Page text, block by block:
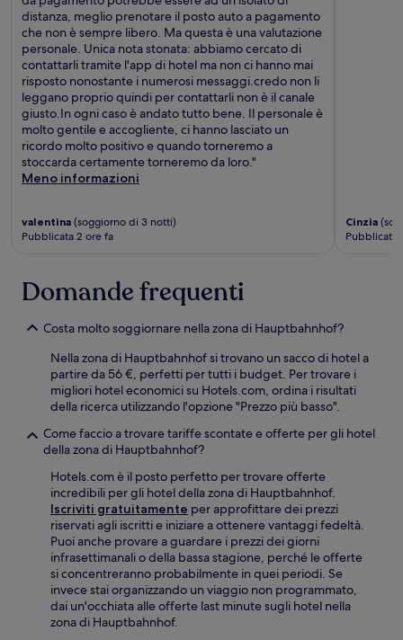
distanza, meglio prenotare il posto auto a pagamento
che non è sempre libero. Ma questa è una valutazione
personale. Unica nota stonata: abbiamo cercato di
contattarli tramite l'app di hotel ma non ci hanno mai
risposto nonostante i numerosi messaggi.credo non li
leggano proprio quindi per contattarli non è il canale
giusto.In ogni caso è andato tutto bene. Il personale è
molto gentile e accogliente, ci hanno lasciato un
ricordo molto positivo e quando torneremo a
stoccarda certamente torneremo da loro."
Meno informazioni
valentina (soggiorno di 3 notti)
Pubblicata 2 ore fa
Cinzia
Pubblicata
Domande frequenti
Costa molto soggiornare nella zona di Hauptbahnhof?
Nella zona di Hauptbahnhof si trovano un sacco di hotel a
partire da 56 €, perfetti per tutti i budget. Per trovare i
migliori hotel economici su Hotels.com, ordina i risultati
della ricerca utilizzando l'opzione "Prezzo più basso".
Come faccio a trovare tariffe scontate e offerte per gli hotel
della zona di Hauptbahnhof?
Hotels.com è il posto perfetto per trovare offerte
incredibili per gli hotel della zona di Hauptbahnhof.
Iscriviti gratuitamente per approfittare dei prezzi
riservati agli iscritti e iniziare a ottenere vantaggi fedeltà.
Puoi anche provare a guardare i prezzi dei giorni
infrasettimanali o della bassa stagione, perché le offerte
si concentreranno probabilmente in quei periodi. Se
invece stai organizzando un viaggio non programmato,
dai un'occhiata alle offerte last minute sugli hotel nella
zona di Hauptbahnhof.